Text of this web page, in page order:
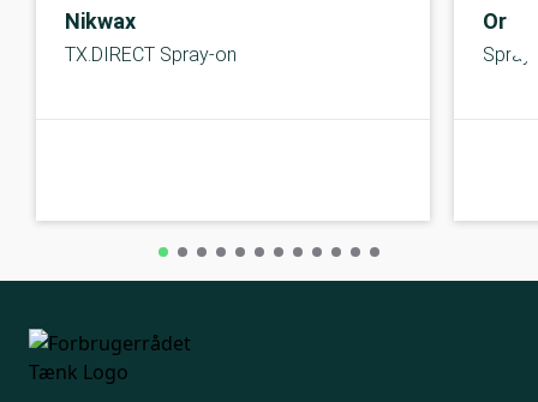
Nikwax
TX.DIRECT Spray-on